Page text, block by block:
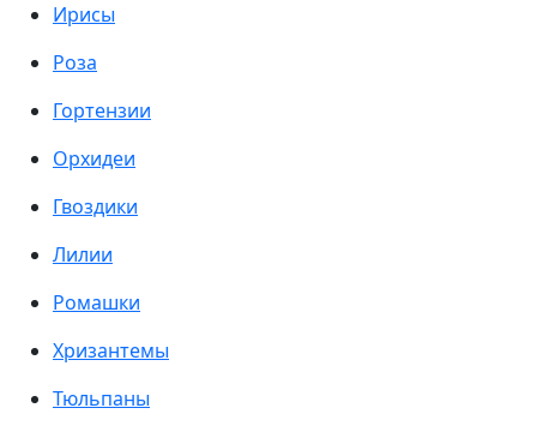
Ирисы
Роза
Гортензии
Орхидеи
Гвоздики
Лилии
Ромашки
Хризантемы
Тюльпаны